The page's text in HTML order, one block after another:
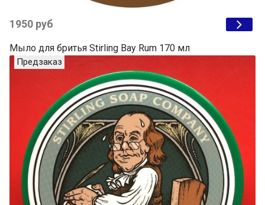
1950 руб
Мыло для бритья Stirling Bay Rum 170 мл
Предзаказ